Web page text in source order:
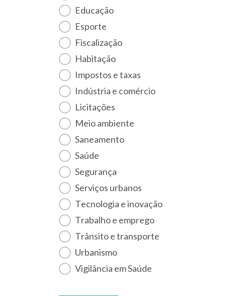
Educação
Esporte
Fiscalização
habitação
Impostos e taxas
Indústria e comércio
Licitações
Meio ambiente
Saneamento
Saúde
Segurança
Serviços urbanos
Tecnologia e inovação
Trabalho e emprego
Trânsito e transporte
Urbanismo
Vigilância em Saúde